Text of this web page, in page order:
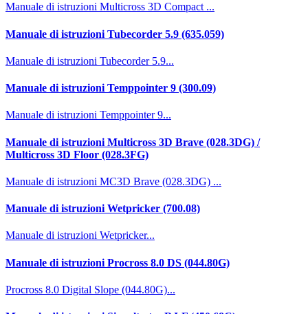
Manuale di istruzioni Multicross 3D Compact ...
Manuale di istruzioni Tubecorder 5.9 (635.059)
Manuale di istruzioni Tubecorder 5.9...
Manuale di istruzioni Temppointer 9 (300.09)
Manuale di istruzioni Temppointer 9...
Manuale di istruzioni Multicross 3D Brave (028.3DG) /
Multicross 3D Floor (028.3FG)
Manuale di istruzioni MC3D Brave (028.3DG) ...
Manuale di istruzioni Wetpricker (700.08)
Manuale di istruzioni Wetpricker...
Manuale di istruzioni Procross 8.0 DS (044.80G)
Procross 8.0 Digital Slope (044.80G)...